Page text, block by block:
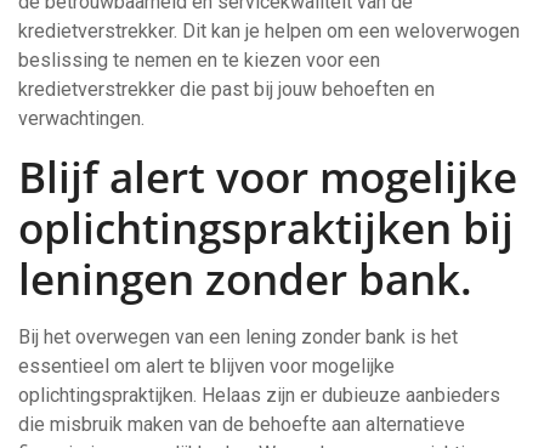
kredietverstrekker. Dit kan je helpen om een weloverwogen
beslissing te nemen en te kiezen voor een
kredietverstrekker die past bij jouw behoeften en
verwachtingen.
Blijf alert voor mogelijke
oplichtingspraktijken bij
leningen zonder bank.
Bij het overwegen van een lening zonder bank is het
essentieel om alert te blijven voor mogelijke
oplichtingspraktijken. Helaas zijn er dubieuze aanbieders
die misbruik maken van de behoefte aan alternatieve